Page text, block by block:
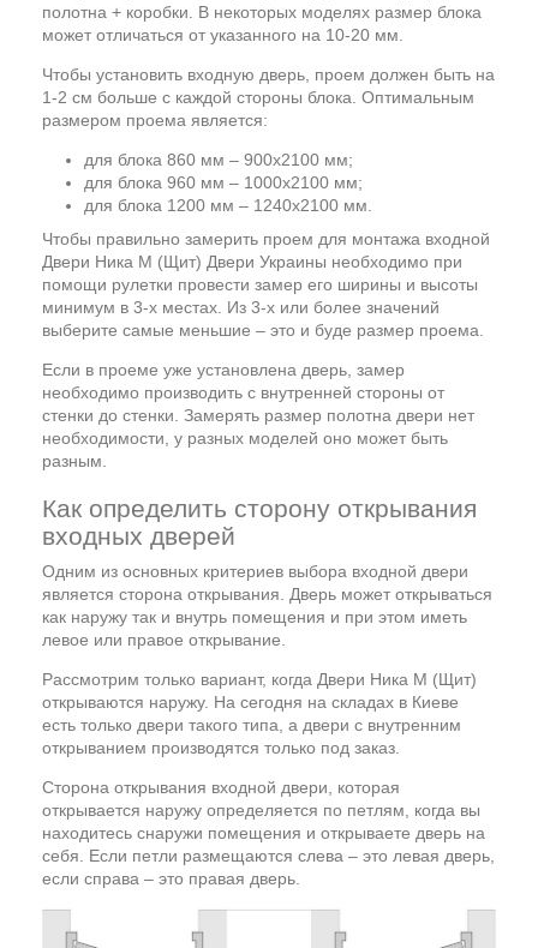
полотна + коробки. В некоторых моделях размер блока
может отличаться от указанного на 10-20 мм.
Чтобы установить входную дверь, проем должен быть на
1-2 см больше с каждой стороны блока. Оптимальным
размером проема является:
для блока 860 мм – 900х2100 мм;
для блока 960 мм – 1000х2100 мм;
для блока 1200 мм – 1240х2100 мм.
Чтобы правильно замерить проем для монтажа входной
Двери Ника М (Щит) Двери Украины необходимо при
помощи рулетки провести замер его ширины и высоты
минимум в 3-х местах. Из 3-х или более значений
выберите самые меньшие – это и буде размер проема.
Если в проеме уже установлена дверь, замер
необходимо производить с внутренней стороны от
стенки до стенки. Замерять размер полотна двери нет
необходимости, у разных моделей оно может быть
разным.
Как определить сторону открывания
входных дверей
Одним из основных критериев выбора входной двери
является сторона открывания. Дверь может открываться
как наружу так и внутрь помещения и при этом иметь
левое или правое открывание.
Рассмотрим только вариант, когда Двери Ника М (Щит)
открываются наружу. На сегодня на складах в Киеве
есть только двери такого типа, а двери с внутренним
открыванием производятся только под заказ.
Сторона открывания входной двери, которая
открывается наружу определяется по петлям, когда вы
находитесь снаружи помещения и открываете дверь на
себя. Если петли размещаются слева – это левая дверь,
если справа – это правая дверь.